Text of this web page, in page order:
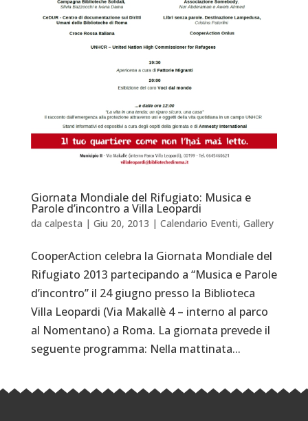
Giornata Mondiale del Rifugiato: Musica e
Parole d’incontro a Villa Leopardi
da calpesta | Giu 20, 2013 | Calendario Eventi, Gallery
CooperAction celebra la Giornata Mondiale del
Rifugiato 2013 partecipando a “Musica e Parole
d’incontro” il 24 giugno presso la Biblioteca
Villa Leopardi (Via Makallè 4 – interno al parco
al Nomentano) a Roma. La giornata prevede il
seguente programma: Nella mattinata...